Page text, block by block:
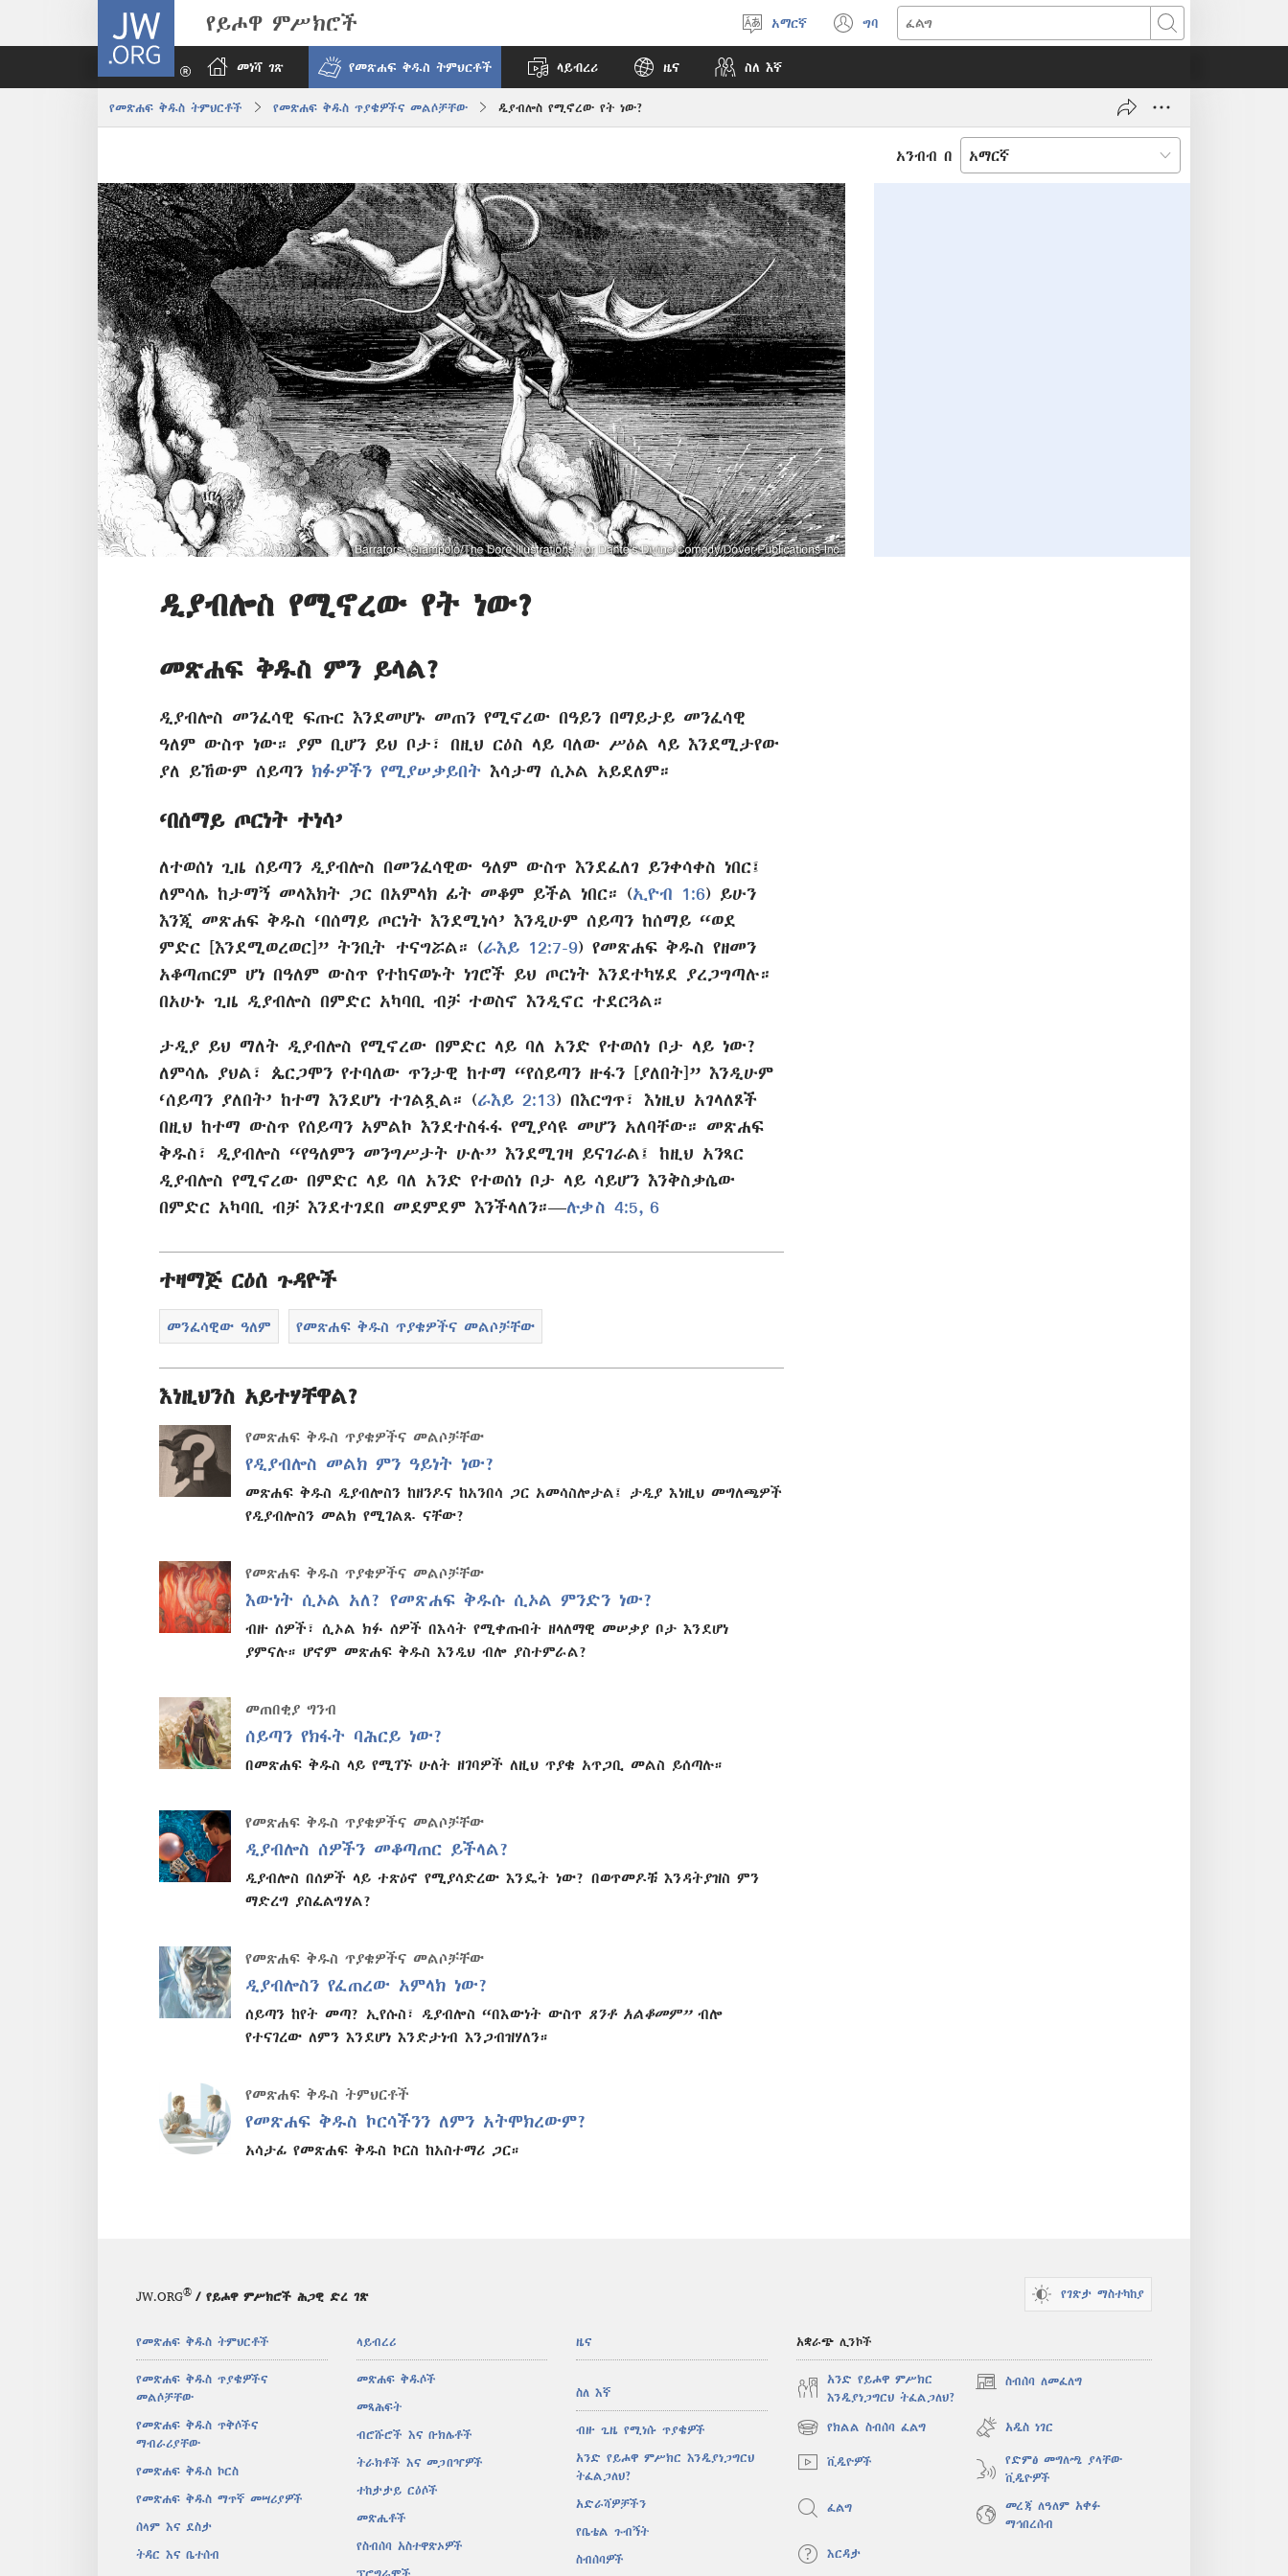
JW.ORG የይሖዋ ምሥክሮች
ቋንቋ
አማርኛ ግባ
(አዲስ
ፈልግ
መነሻ ገጽ የመጽሐፍ ቅዱስ ትምህርቶች ላይብረሪ ዜና ስለ እኛ
የመጽሐፍ ቅዱስ ትምህርቶች የመጽሐፍ ቅዱስ ጥያቄዎችና መልሶቻቸው ዲያብሎስ የሚኖረው የት ነው?
አንብብ በ
ዲያብሎስ የሚኖረው የት ነው?
መጽሐፍ ቅዱስ ምን ይላል?
ዲያብሎስ መንፈሳዊ ፍጡር እንደመሆኑ መጠን የሚኖረው በዓይን በማይታይ መንፈሳዊ
ዓለም ውስጥ ነው። ያም ቢሆን ይህ ቦታ፣ በዚህ ርዕስ ላይ ባለው ሥዕል ላይ እንደሚታየው
ያለ ይኸውም ሰይጣን ክፉዎችን የሚያሠቃይበት እሳታማ ሲኦል አይደለም።
‘በሰማይ ጦርነት ተነሳ’
ለተወሰነ ጊዜ ሰይጣን ዲያብሎስ በመንፈሳዊው ዓለም ውስጥ እንደፈለገ ይንቀሳቀስ ነበር፤
ለምሳሌ ከታማኝ መላእክት ጋር በአምላክ ፊት መቆም ይችል ነበር። (ኢዮብ 1:6) ይሁን
እንጂ መጽሐፍ ቅዱስ ‘በሰማይ ጦርነት እንደሚነሳ’ እንዲሁም ሰይጣን ከሰማይ “ወደ
ምድር [እንደሚወረወር]” ትንቢት ተናግሯል። (ራእይ 12:7-9) የመጽሐፍ ቅዱስ የዘመን
አቆጣጠርም ሆነ በዓለም ውስጥ የተከናወኑት ነገሮች ይህ ጦርነት እንደተካሄደ ያረጋግጣሉ።
በአሁኑ ጊዜ ዲያብሎስ በምድር አካባቢ ብቻ ተወስኖ እንዲኖር ተደርጓል።
ታዲያ ይህ ማለት ዲያብሎስ የሚኖረው በምድር ላይ ባለ አንድ የተወሰነ ቦታ ላይ ነው?
ለምሳሌ ያህል፣ ጴርጋሞን የተባለው ጥንታዊ ከተማ “የሰይጣን ዙፋን [ያለበት]” እንዲሁም
‘ሰይጣን ያለበት’ ከተማ እንደሆነ ተገልጿል። (ራእይ 2:13) በእርግጥ፣ እነዚህ አገላለጾች
በዚህ ከተማ ውስጥ የሰይጣን አምልኮ እንደተስፋፋ የሚያሳዩ መሆን አለባቸው። መጽሐፍ
ቅዱስ፣ ዲያብሎስ “የዓለምን መንግሥታት ሁሉ” እንደሚገዛ ይናገራል፤ ከዚህ አንጻር
ዲያብሎስ የሚኖረው በምድር ላይ ባለ አንድ የተወሰነ ቦታ ላይ ሳይሆን እንቅስቃሴው
በምድር አካባቢ ብቻ እንደተገደበ መደምደም እንችላለን።​—ሉቃስ 4:5, 6
ተዛማጅ ርዕሰ ጉዳዮች
መንፈሳዊው ዓለም የመጽሐፍ ቅዱስ ጥያቄዎችና መልሶቻቸው
እነዚህንስ አይተሃቸዋል?
የመጽሐፍ ቅዱስ ጥያቄዎችና መልሶቻቸው
የዲያብሎስ መልክ ምን ዓይነት ነው?
መጽሐፍ ቅዱስ ዲያብሎስን ከዘንዶና ከአንበሳ ጋር አመሳስሎታል፤ ታዲያ እነዚህ መግለጫዎች
የዲያብሎስን መልክ የሚገልጹ ናቸው?
የመጽሐፍ ቅዱስ ጥያቄዎችና መልሶቻቸው
እውነት ሲኦል አለ? የመጽሐፍ ቅዱሱ ሲኦል ምንድን ነው?
ብዙ ሰዎች፣ ሲኦል ክፉ ሰዎች በእሳት የሚቀጡበት ዘላለማዊ መሠቃያ ቦታ እንደሆነ
ያምናሉ። ሆኖም መጽሐፍ ቅዱስ እንዲህ ብሎ ያስተምራል?
መጠበቂያ ግንብ
ሰይጣን የክፋት ባሕርይ ነው?
በመጽሐፍ ቅዱስ ላይ የሚገኙ ሁለት ዘገባዎች ለዚህ ጥያቄ አጥጋቢ መልስ ይሰጣሉ።
የመጽሐፍ ቅዱስ ጥያቄዎችና መልሶቻቸው
ዲያብሎስ ሰዎችን መቆጣጠር ይችላል?
ዲያብሎስ በሰዎች ላይ ተጽዕኖ የሚያሳድረው እንዴት ነው? በወጥመዶቹ እንዳትያዝስ ምን
ማድረግ ያስፈልግሃል?
የመጽሐፍ ቅዱስ ጥያቄዎችና መልሶቻቸው
ዲያብሎስን የፈጠረው አምላክ ነው?
ሰይጣን ከየት መጣ? ኢየሱስ፣ ዲያብሎስ “በእውነት ውስጥ ጸንቶ አልቆመም”ብሎ
የተናገረው ለምን እንደሆነ እንድታነብ እንጋብዝሃለን።
የመጽሐፍ ቅዱስ ትምህርቶች
የመጽሐፍ ቅዱስ ኮርሳችንን ለምን አትሞክረውም?
አሳታፊ የመጽሐፍ ቅዱስ ኮርስ ከአስተማሪ ጋር።
JW.ORG® / የይሖዋ ምሥክሮች ሕጋዊ ድረ ገጽ የገጽታ ማስተካከያ
የመጽሐፍ ቅዱስ ትምህርቶች
የመጽሐፍ ቅዱስ ጥያቄዎችና
መልሶቻቸው
የመጽሐፍ ቅዱስ ጥቅሶችና
ማብራሪያቸው
የመጽሐፍ ቅዱስ ኮርስ
የመጽሐፍ ቅዱስ ማጥኛ መሣሪያዎች
ሰላም እና ደስታ
ትዳር እና ቤተሰብ
ላይብረሪ
መጽሐፍ ቅዱሶች
መጻሕፍት
ብሮሹሮች እና ቡክሌቶች
ትራክቶች እና መጋበዣዎች
ተከታታይ ርዕሶች
መጽሔቶች
የስብሰባ አስተዋጽኦዎች
ፕሮግራሞች
ዜና
ስለ እኛ
ብዙ ጊዜ የሚነሱ ጥያቄዎች
አንድ የይሖዋ ምሥክር እንዲያነጋግርህ
ትፈልጋለህ?
አድራሻዎቻችን
የቤቴል ጉብኝት
ስብሰባዎች
አቋራጭ ሊንኮች
አንድ የይሖዋ ምሥክር
እንዲያነጋግርህ ትፈልጋለህ?
ስብሰባ ለመፈለግ
(አዲስ
ክፈት)
የክልል ስብሰባ ፈልግ
(አዲስ
ዊንዶው
ክፈት)
አዲስ ነገር
ቪዲዮዎች
የድምፅ መግለጫ ያላቸው
ቪዲዮዎች
ፈልግ
መረጃ ለዓለም አቀፉ
ማኅበረሰብ
እርዳታ